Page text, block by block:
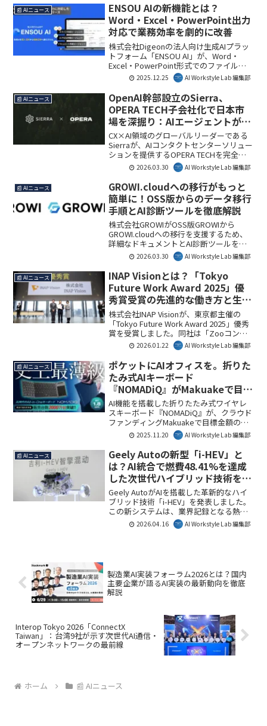
📰 AIニュース
ENSOU AIの新機能とは？
Word・Excel・PowerPoint出力
対応で業務効率を劇的に改善
株式会社Digeonの法人向け生成AIプラッ
トフォーム「ENSOU AI」が、Word・
Excel・PowerPoint形式でのファイル出
力に対応したAIエージェント機能を正式
リリースしました。これにより、従来の
チャット型生成AIから業務成果物を自動
で作成・納品するAI Agentサービスへと
進化し、企業の業務効率化を大幅に推進
します。
2025.12.25 AI Workstyle Lab 編集部
📰 AIニュース
OpenAI幹部設立のSierra、
OPERA TECH子会社化で日本市
場を深掘り：AIエージェントが変
える顧客体験の全貌
CX×AI領域のグローバルリーダーである
Sierraが、AIコンタクトセンターソリュー
ションを提供するOPERA TECHを完全子
会社化しました。この戦略的な動きによ
り、日本市場の顧客体験（CX）がどのよ
うに進化するのか、その全貌を解説しま
す。
2026.03.30 AI Workstyle Lab 編集部
📰 AIニュース
GROWI.cloudへの移行がもっと
簡単に！OSS版からのデータ移行
手順とAI診断ツールを徹底解説
株式会社GROWIがOSS版GROWIから
GROWI.cloudへの移行を支援するため、
詳細なドキュメントとAI診断ツールを公
開しました。これにより、移行における
見積もりや手続きが大幅に簡素化され、
企業の情報共有基盤のクラウド化が加速
します。AI Workstyle Lab編集部として
は、運用負荷軽減とセキュリティ強化に
貢献する画期的な取り組みだと考えま
す。
2026.03.30 AI Workstyle Lab 編集部
📰 AIニュース
INAP Visionとは？「Tokyo
Future Work Award 2025」優
秀賞受賞の先進的な働き方と生成
AI活用を解説
株式会社INAP Visionが、東京都主催の
「Tokyo Future Work Award 2025」優秀
賞を受賞しました。同社は「Zooコンセ
プト」と生成AI・RPA活用で自律と多様性
を実現し、生産性向上とウェルビーイン
グの両立が高く評価されています。これ
は、未来の働き方を模索する企業にとっ
て重要なモデルとなるでしょう。本記事
ではその詳細を解説します。
2026.01.22 AI Workstyle Lab 編集部
📰 AIニュース
ポケットにAIオフィスを。折りた
たみ式AIキーボード
『NOMADiQ』がMakuakeで目標
3898%達成
AI機能を搭載した折りたたみ式ワイヤレ
スキーボード『NOMADiQ』が、クラウド
ファンディングMakuakeで目標金額の
3898%を達成しました。本製品は、AIチ
ャットやリアルタイム翻訳、タッチパッ
ド機能を備え、場所を選ばない新しいワ
ークスタイルを提案します。
2025.11.20 AI Workstyle Lab 編集部
📰 AIニュース
Geely Autoの新型「i-HEV」と
は？AI統合で燃費48.41%を達成
した次世代ハイブリッド技術を徹
底解説
Geely AutoがAIを搭載した革新的なハイ
ブリッド技術「i-HEV」を発表しました。
この新システムは、業界記録となる熱効
率48.41%と2.22L/100kmの燃費を達成
し、ハイブリッド車の知能化と走行性能
2026.04.16 AI Workstyle Lab 編集部
製造業AI実装フォーラム2026とは？国内
主要企業が語るAI実装の最新動向を徹底
解説
Interop Tokyo 2026「ConnectX
Taiwan」：台湾9社が示す次世代AI通信・
オープンネットワークの最前線
ホーム 📰 AIニュース